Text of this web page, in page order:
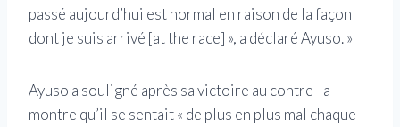
passé aujourd’hui est normal en raison de la façon
dont je suis arrivé [at the race] », a déclaré Ayuso. »
Ayuso a souligné après sa victoire au contre-la-
montre qu’il se sentait « de plus en plus mal chaque